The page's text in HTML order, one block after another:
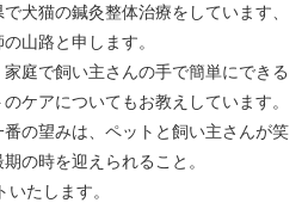
犬猫の鍼灸整体治療をしています、
山路と申します。
家庭で飼い主さんの手で簡単にできる
ケアについてもお教えしています。
番の望みは、ペットと飼い主さんが笑
の時を迎えられること。
たします。